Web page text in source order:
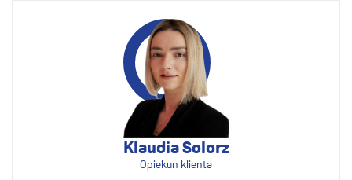
Klaudia Solorz
Opiekun klienta